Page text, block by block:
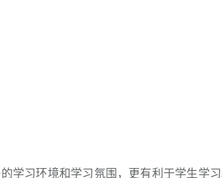
习环境和学习氛围，更有利于学生学